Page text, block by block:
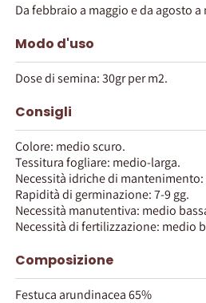
Da febbraio a maggio e da agosto a
Modo d'uso
Dose di semina: 30gr per m2.
Consigli
Colore: medio scuro.
Tessitura fogliare: medio-larga.
Necessità idriche di
Rapidità di germinazione: 7-9 gg.
Necessità manutentiva: medio
Necessità di fertilizzazione: medio
Composizione
Festuca arundinacea 65%